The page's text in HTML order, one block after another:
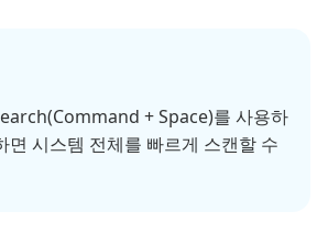
+ Space)를 사용하
면 시스템 전체를 빠르게 스캔할 수